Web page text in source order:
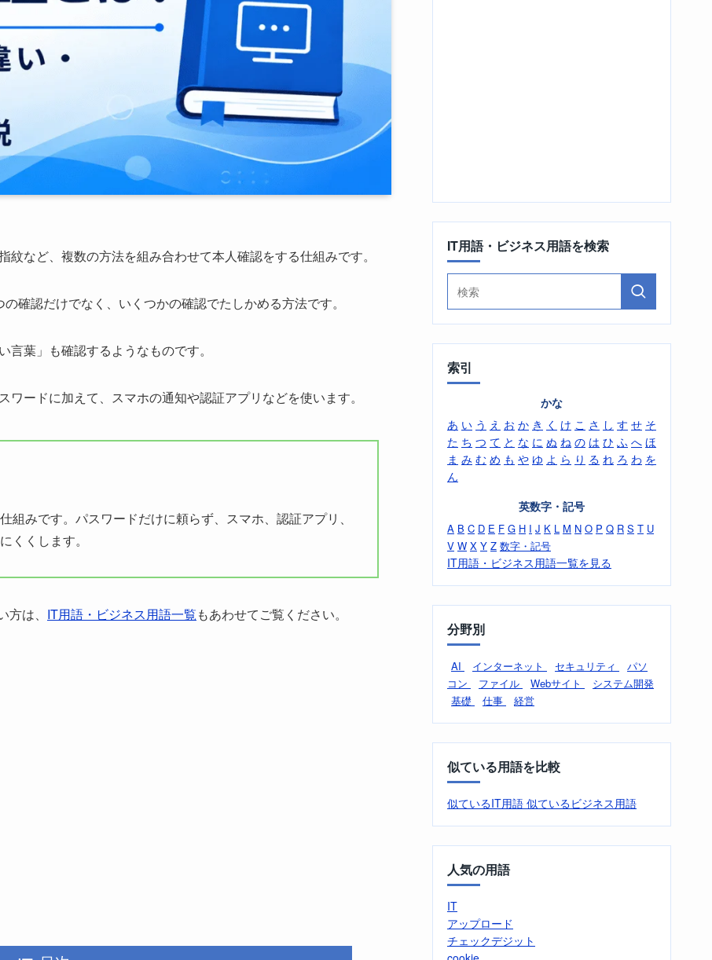
紋など、複数の方法を組み合わせて本人確認をする仕組みです。
確認だけでなく、いくつかの確認でたしかめる方法です。
葉」も確認するようなものです。
ードに加えて、スマホの通知や認証アプリなどを使います。
みです。パスワードだけに頼らず、スマホ、認証アプリ、
くくします。
は、 IT用語・ビジネス用語一覧もあわせてご覧ください。
IT用語・ビジネス用語を検索
索引
かな
あ い う え お か き く け こ さ し す せ そ
た ち つ て と な に ぬ ね の は ひ ふ へ ほ
ま み む め も や ゆ よ ら り る れ ろ わ を
ん
英数字・記号
A B C D E F G H I J K L M N O P Q R S T U
V W X Y Z 数字・記号
IT用語・ビジネス用語一覧を見る
分野別
AI インターネット セキュリティ
パソ
コン
ファイル Webサイト
システム開発
基礎
仕事 経営
似ている用語を比較
似ているIT用語 似ているビジネス用語
人気の用語
IT
アップロード
チェックデジット